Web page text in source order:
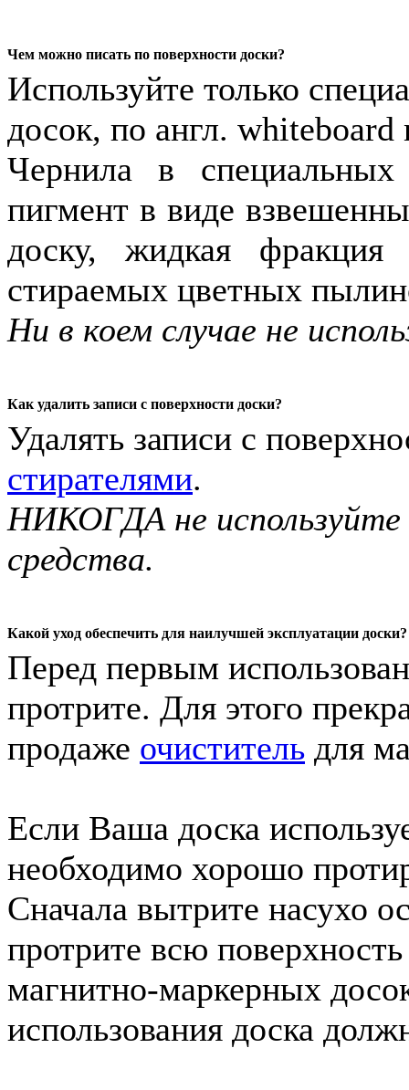
Чем можно писать по поверхности доски?
Используйте только
досок, по англ.
Чернила в
пигмент в виде
доску, жидкая
стираемых цветных
Ни в коем случае не
Как удалить записи с поверхности доски?
Удалять записи с
стирателями.
НИКОГДА не используйте
средства.
Какой уход обеспечить для наилучшей эксплуатации доски?
Перед первым
протрите. Для этого
продаже очиститель для
Если Ваша доска
необходимо хорошо
Сначала вытрите насухо
протрите всю
магнитно-маркерных
использования доска